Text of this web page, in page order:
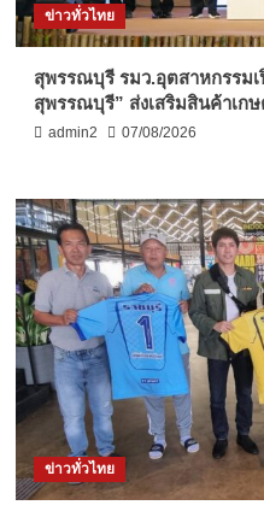
ข่าวทั่วไทย
สุพรรณบุรี รมว.อุตสาหกรรมเ
สุพรรณบุรี” ส่งเสริมสินค้าเก
admin2 07/08/2026
ข่าวทั่วไทย